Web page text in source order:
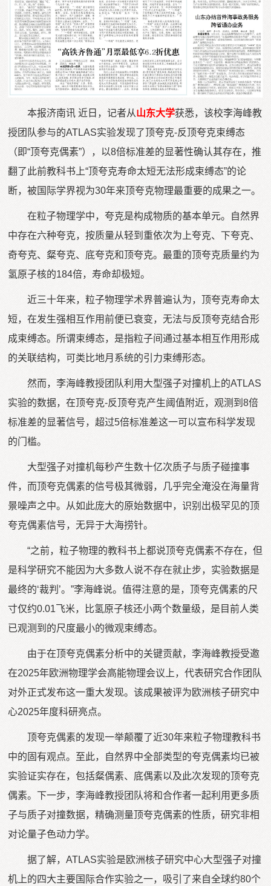
本报济南讯 近日，记者从山东大学获悉，该校李海峰教
授团队参与的ATLAS实验发现了顶夸克-反顶夸克束缚态
（即“顶夸克偶素”），以8倍标准差的显著性确认其存在，推
翻了此前教科书上“顶夸克寿命太短无法形成束缚态”的论
断，被国际学界视为30年来顶夸克物理最重要的成果之一。
在粒子物理学中，夸克是构成物质的基本单元。自然界
中存在六种夸克，按质量从轻到重依次为上夸克、下夸克、
奇夸克、粲夸克、底夸克和顶夸克。最重的顶夸克质量约为
氢原子核的184倍，寿命却极短。
近三十年来，粒子物理学术界普遍认为，顶夸克寿命太
短，在发生强相互作用前便已衰变，无法与反顶夸克结合形
成束缚态。所谓束缚态，是指粒子间通过基本相互作用形成
的关联结构，可类比地月系统的引力束缚形态。
然而，李海峰教授团队利用大型强子对撞机上的ATLAS
实验的数据，在顶夸克-反顶夸克产生阈值附近，观测到8倍
标准差的显著信号，超过5倍标准差这一可以宣布科学发现
的门槛。
大型强子对撞机每秒产生数十亿次质子与质子碰撞事
件，而顶夸克偶素的信号极其微弱，几乎完全淹没在海量背
景噪声之中。从如此庞大的原始数据中，识别出极罕见的顶
夸克偶素信号，无异于大海捞针。
“之前，粒子物理的教科书上都说顶夸克偶素不存在，但
是科学研究不能因为大多数人说不存在就止步，实验数据是
最终的‘裁判’。”李海峰说。值得注意的是，顶夸克偶素的尺
寸仅约0.01飞米，比氢原子核还小两个数量级，是目前人类
已观测到的尺度最小的微观束缚态。
由于在顶夸克偶素分析中的关键贡献，李海峰教授受邀
在2025年欧洲物理学会高能物理会议上，代表研究合作团队
对外正式发布这一重大发现。该成果被评为欧洲核子研究中
心2025年度科研亮点。
顶夸克偶素的发现一举颠覆了近30年来粒子物理教科书
中的固有观点。至此，自然界中全部类型的夸克偶素均已被
实验证实存在，包括粲偶素、底偶素以及此次发现的顶夸克
偶素。下一步，李海峰教授团队将和合作者一起利用更多质
子与质子对撞数据，精确测量顶夸克偶素的性质，研究非相
对论量子色动力学。
据了解，ATLAS实验是欧洲核子研究中心大型强子对撞
机上的四大主要国际合作实验之一，吸引了来自全球约80个